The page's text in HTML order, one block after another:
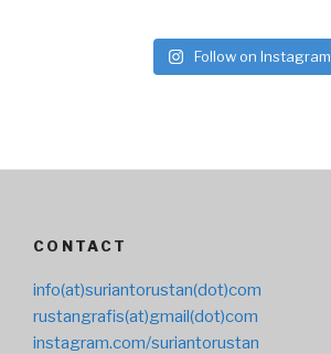
Follow on Instagram
CONTACT
info(at)suriantorustan(dot)com
rustangrafis(at)gmail(dot)com
instagram.com/suriantorustan